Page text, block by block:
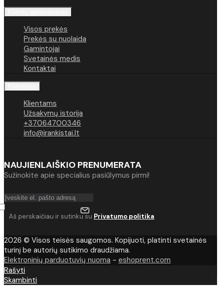
Visos prekės
Prekės su nuolaida
Gamintojai
Svetainės medis
Kontaktai
Klientams
Užsakymų istorija
+37064700346
info@irankistai.lt
NAUJIENLAIŠKIO PRENUMERATA
Sužinokite apie specialius pasiūlymus pirmi!
Aš perskaičiau ir sutinku su Privatumo politika
2026 © Visos teisės saugomos. Kopijuoti, platinti svetainės
turinį be autorių sutikimo draudžiama.
Elektroninių parduotuvių nuoma - eshoprent.com
Rašyti
Skambinti